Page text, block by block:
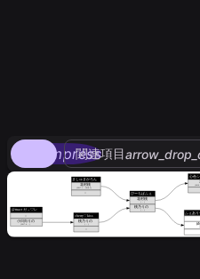
compress
関連項目